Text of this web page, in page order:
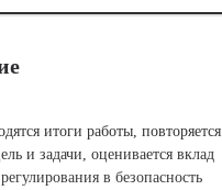
итоги работы, повторяется
и задачи, оценивается вклад
в безопасность